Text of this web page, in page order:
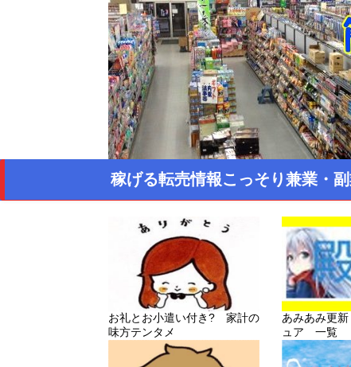
稼げる転売情報こっそり兼業・
お礼とお小遣い付き? 家計の
味方テンタメ
あみあみ更
ュア 一覧